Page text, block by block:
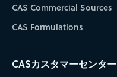
CAS Commercial Sources
CAS Formulations
CASカスタマーセンター